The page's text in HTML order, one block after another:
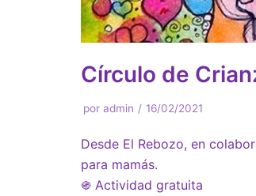
Círculo de
por admin 16/02/2021
Desde El Rebozo, en
para mamás.
֍ Actividad gratuita